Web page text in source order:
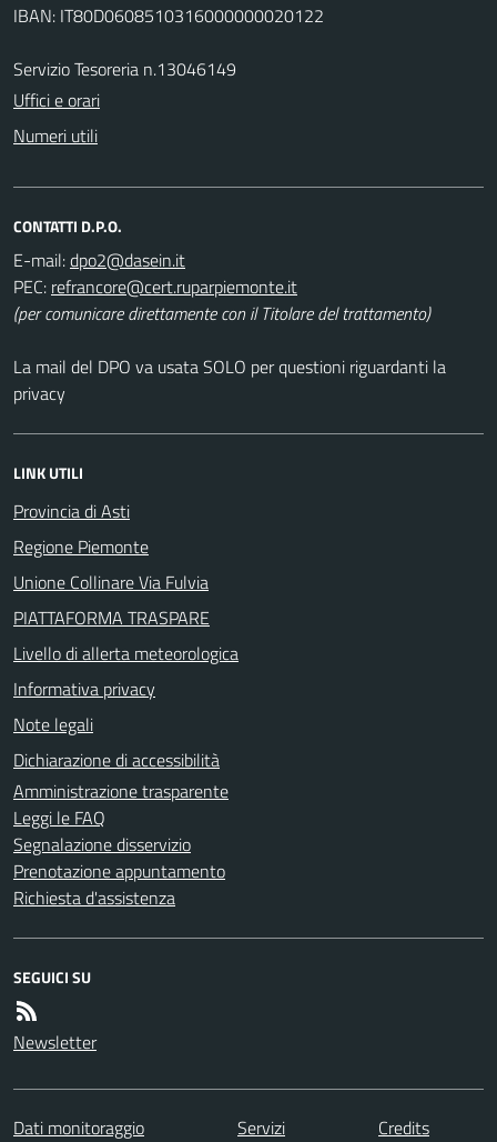
IBAN: IT80D0608510316000000020122
Servizio Tesoreria n.13046149
Uffici e orari
Numeri utili
CONTATTI D.P.O.
E-mail:
PEC:
(per comunicare direttamente con il Titolare del trattamento)
La mail del DPO va usata SOLO per questioni riguardanti la
privacy
LINK UTILI
Provincia di Asti
Regione Piemonte
Unione Collinare Via Fulvia
PIATTAFORMA TRASPARE
Livello di allerta meteorologica
Informativa privacy
Note legali
Dichiarazione di accessibilità
Amministrazione trasparente
Leggi le FAQ
Segnalazione disservizio
Prenotazione appuntamento
Richiesta d'assistenza
SEGUICI SU
Newsletter
Dati monitoraggio Servizi
Credits